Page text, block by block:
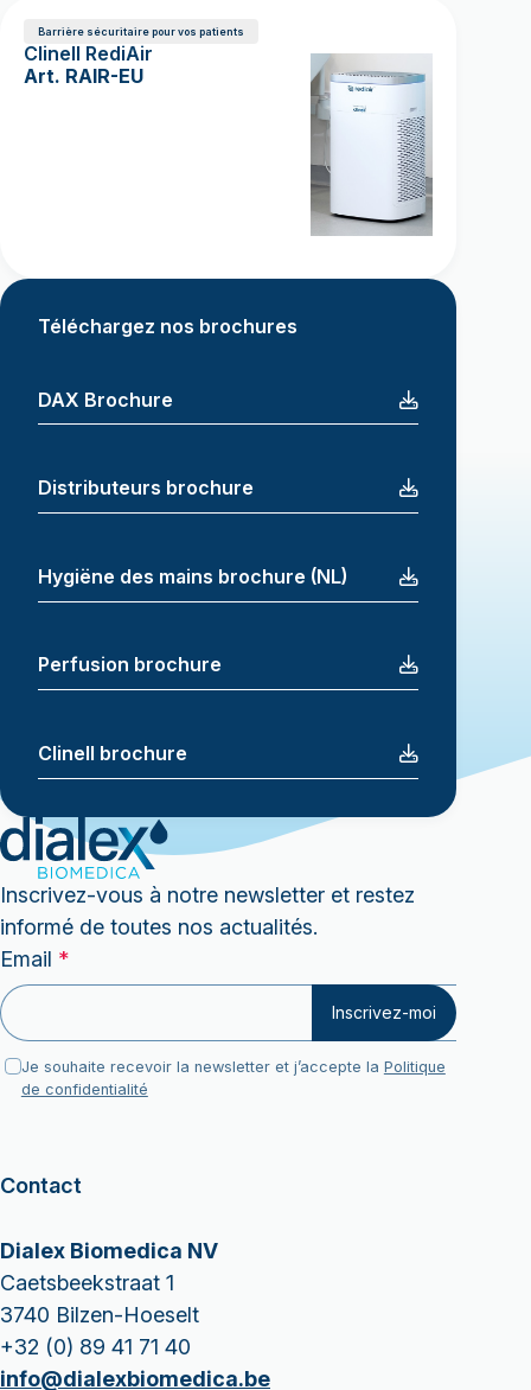
Barrière sécuritaire pour vos patients
Clinell RediAir
Art. RAIR-EU
Téléchargez nos brochures
DAX Brochure
Distributeurs brochure
Hygiëne des mains brochure (NL)
Perfusion brochure
Clinell brochure
Inscrivez-vous à notre newsletter et restez
informé de toutes nos actualités.
Email *
Email
Email
RGPD
Je souhaite recevoir la newsletter et j’accepte la Politique
de confidentialité
Inscrivez-moi
Contact
Dialex Biomedica NV
Caetsbeekstraat 1
3740 Bilzen-Hoeselt
+32 (0) 89 41 71 40
info@dialexbiomedica.be